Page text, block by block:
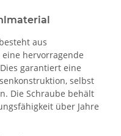
aus
hervorragende
garantiert eine
selbst
Die Schraube behält
über Jahre